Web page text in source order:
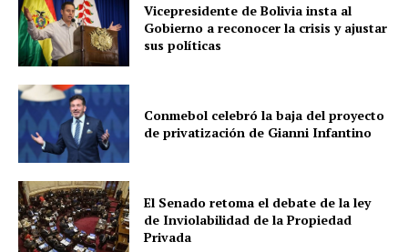
Vicepresidente de Bolivia insta al
Gobierno a reconocer la crisis y ajustar
sus políticas
Conmebol celebró la baja del proyecto
de privatización de Gianni Infantino
El Senado retoma el debate de la ley
de Inviolabilidad de la Propiedad
Privada